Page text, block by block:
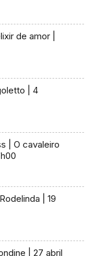
de amor |
| 4
| O cavaleiro
| 19
27 abril